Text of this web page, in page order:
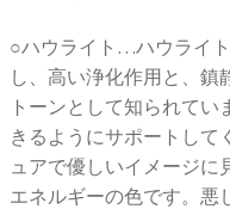
○ハウライト…ハウライ
し、高い浄化作用と、鎮
トーンとして知られて
きるようにサポートして
ュアで優しいイメージ
エネルギーの色です。悪